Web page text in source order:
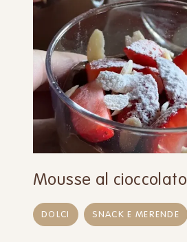
Mousse al cioccolato
DOLCI SNACK E MERENDE